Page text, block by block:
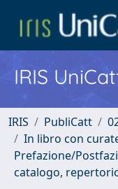
IRIS
IRIS PubliCatt
In libro con
Prefazione/
catalogo,